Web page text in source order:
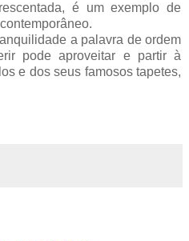
é um exemplo de
a palavra de ordem
pode aproveitar e partir à
e dos seus famosos tapetes,